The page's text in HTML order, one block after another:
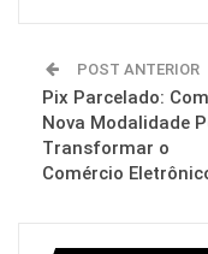
POST ANTERIOR
Pix Parcelado:
Nova Modalidade
Transformar o
Comércio